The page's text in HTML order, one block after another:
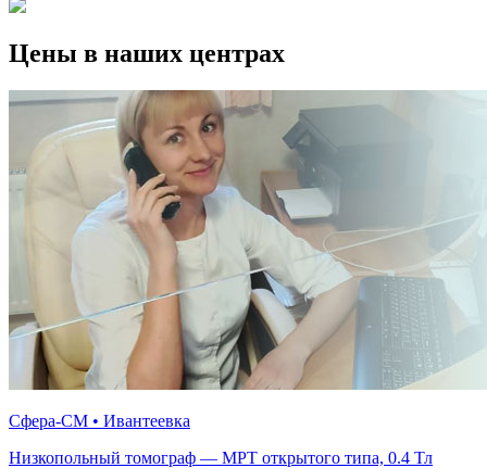
Цены в наших центрах
Сфера-СМ • Ивантеевка
Низкопольный томограф — МРТ открытого типа, 0.4 Тл